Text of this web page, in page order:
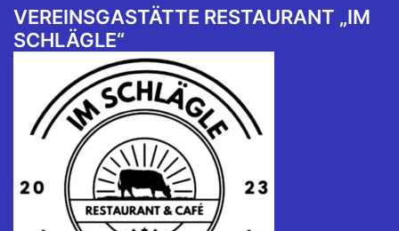
VEREINSGASTÄTTE RESTAURANT „IM
SCHLÄGLE“